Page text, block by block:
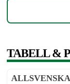
TABELL &